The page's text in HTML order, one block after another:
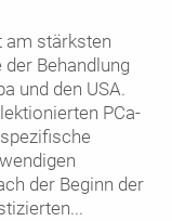
am stärksten
Behandlung
und den USA.
PCa-
der Beginn der
...